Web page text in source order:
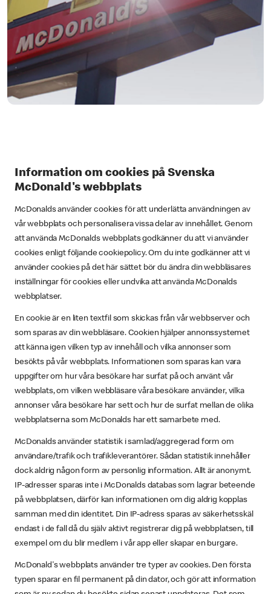
Information om cookies på Svenska
McDonald's webbplats
McDonalds använder cookies för att underlätta användningen av
vår webbplats och personalisera vissa delar av innehållet. Genom
att använda McDonalds webbplats godkänner du att vi använder
cookies enligt följande cookiepolicy. Om du inte godkänner att vi
använder cookies på det här sättet bör du ändra din webbläsares
inställningar för cookies eller undvika att använda McDonalds
webbplatser.
En cookie är en liten textfil som skickas från vår webbserver och
som sparas av din webbläsare. Cookien hjälper annonssystemet
att känna igen vilken typ av innehåll och vilka annonser som
besökts på vår webbplats. Informationen som sparas kan vara
uppgifter om hur våra besökare har surfat på och använt vår
webbplats, om vilken webbläsare våra besökare använder, vilka
annonser våra besökare har sett och hur de surfat mellan de olika
webbplatserna som McDonalds har ett samarbete med.
McDonalds använder statistik i samlad/aggregerad form om
användare/trafik och trafikleverantörer. Sådan statistik innehåller
dock aldrig någon form av personlig information. Allt är anonymt.
IP-adresser sparas inte i McDonalds databas som lagrar beteende
på webbplatsen, därför kan informationen om dig aldrig kopplas
samman med din identitet. Din IP-adress sparas av säkerhetsskäl
endast i de fall då du själv aktivt registrerar dig på webbplatsen, till
exempel om du blir medlem i vår app eller skapar en burgare.
McDonald's webbplats använder tre typer av cookies. Den första
typen sparar en fil permanent på din dator, och gör att information